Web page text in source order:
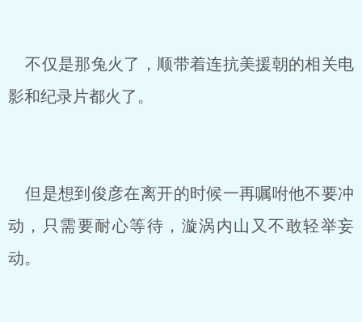
不仅是那兔火了，顺带着连抗美援朝的相关电
影和纪录片都火了。
但是想到俊彦在离开的时候一再嘱咐他不要冲
动，只需要耐心等待，漩涡内山又不敢轻举妄
动。